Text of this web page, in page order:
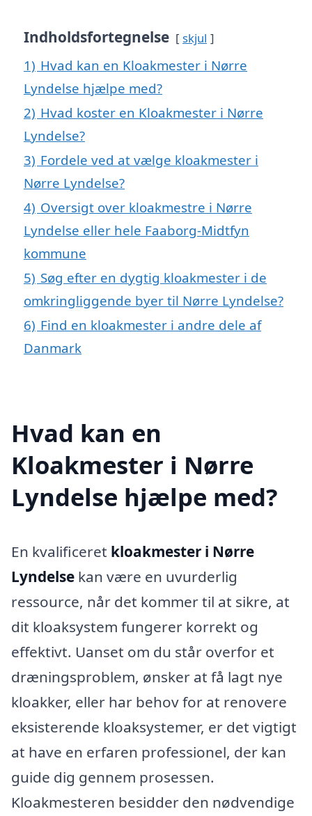
Indholdsfortegnelse skjul
1) Hvad kan en Kloakmester i Nørre
Lyndelse hjælpe med?
2) Hvad koster en Kloakmester i Nørre
Lyndelse?
3) Fordele ved at vælge kloakmester i
Nørre Lyndelse?
4) Oversigt over kloakmestre i Nørre
Lyndelse eller hele Faaborg-Midtfyn
kommune
5) Søg efter en dygtig kloakmester i de
omkringliggende byer til Nørre Lyndelse?
6) Find en kloakmester i andre dele af
Danmark
Hvad kan en
Kloakmester i Nørre
Lyndelse hjælpe med?
En kvalificeret kloakmester i Nørre
Lyndelse kan være en uvurderlig
ressource, når det kommer til at sikre, at
dit kloaksystem fungerer korrekt og
effektivt. Uanset om du står overfor et
dræningsproblem, ønsker at få lagt nye
kloakker, eller har behov for at renovere
eksisterende kloaksystemer, er det vigtigt
at have en erfaren professionel, der kan
guide dig gennem prosessen.
Kloakmesteren besidder den nødvendige